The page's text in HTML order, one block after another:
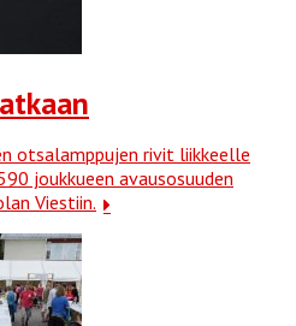
otsalamppujen rivit liikkeelle
joukkueen avausosuuden
Viestiin.